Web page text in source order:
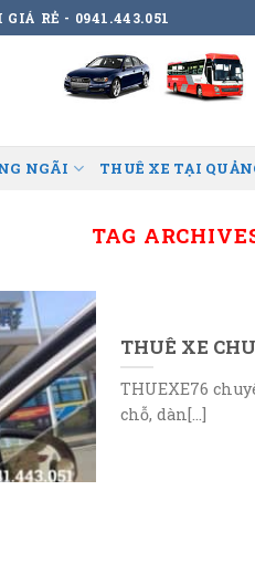
RẺ - 0941.443.051
NGÃI THUÊ XE TẠI
TAG
THUÊ XE
THUEXE76
chỗ, dàn[...]